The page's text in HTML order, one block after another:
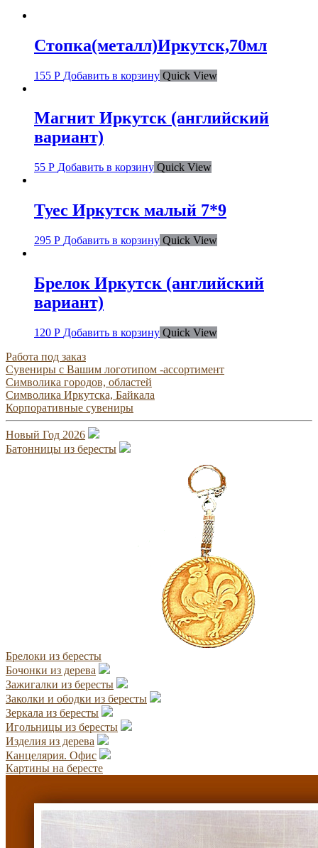
Стопка(металл)Иркутск,70мл
155 Р Добавить в корзину Quick View
Магнит Иркутск (английский
вариант)
55 Р Добавить в корзину Quick View
Туес Иркутск малый 7*9
295 Р Добавить в корзину Quick View
Брелок Иркутск (английский
вариант)
120 Р Добавить в корзину Quick View
Работа под заказ
Сувениры с Вашим логотипом -ассортимент
Символика городов, областей
Символика Иркутска, Байкала
Корпоративные сувениры
Новый Год 2026
Батонницы из бересты
Брелоки из бересты
Бочонки из дерева
Зажигалки из бересты
Заколки и ободки из бересты
Зеркала из бересты
Игольницы из бересты
Изделия из дерева
Канцелярия. Офис
Картины на бересте